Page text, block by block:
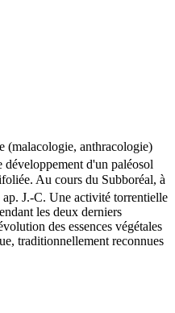
(malacologie, anthracologie)
développement d'un paléosol
Au cours du Subboréal, à
J.-C. Une activité torrentielle
les deux derniers
des essences végétales
traditionnellement reconnues